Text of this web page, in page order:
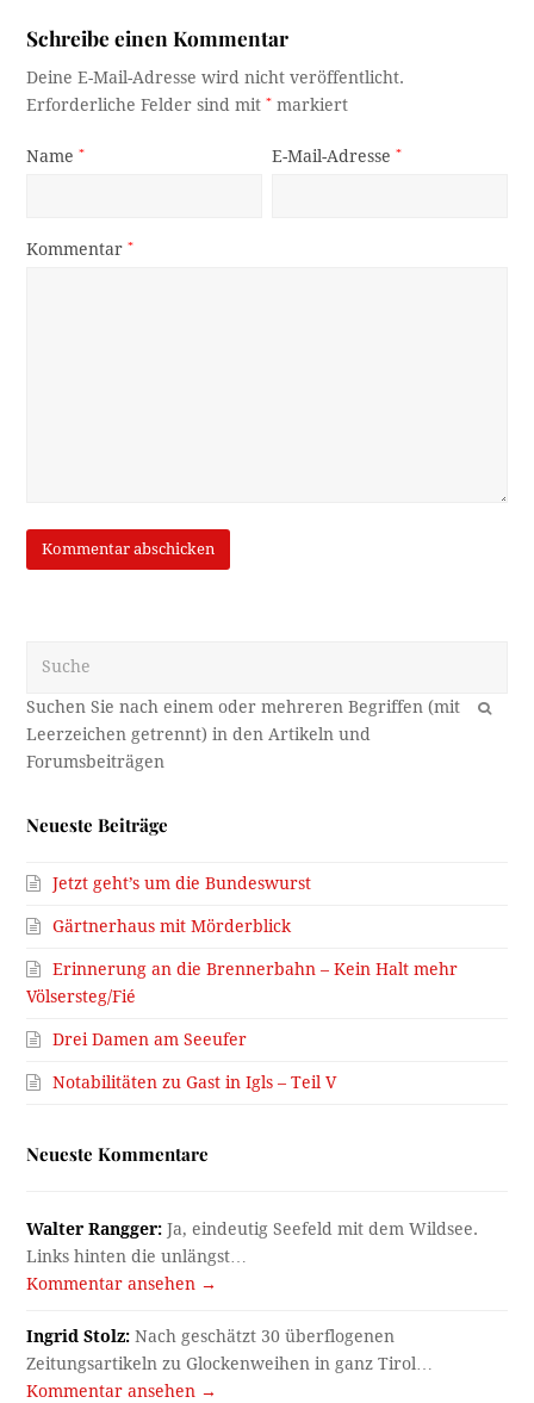
Schreibe einen Kommentar
Deine E-Mail-Adresse wird nicht veröffentlicht.
Erforderliche Felder sind mit* markiert
Name* E-Mail-Adresse*
Kommentar*
OK
Neueste Beiträge
Jetzt geht’s um die Bundeswurst
Gärtnerhaus mit Mörderblick
Erinnerung an die Brennerbahn – Kein Halt mehr
Völsersteg/Fié
Drei Damen am Seeufer
Notabilitäten zu Gast in Igls – Teil V
Neueste Kommentare
Walter Rangger: Ja, eindeutig Seefeld mit dem Wildsee.
Links hinten die unlängst…
Kommentar ansehen →
Ingrid Stolz: Nach geschätzt 30 überflogenen
Zeitungsartikeln zu Glockenweihen in ganz Tirol…
Kommentar ansehen →